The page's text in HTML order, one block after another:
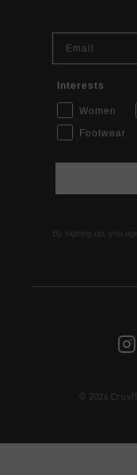
DE | € EUR
Interests
Women
Footwear
By signing up, you
© 2026